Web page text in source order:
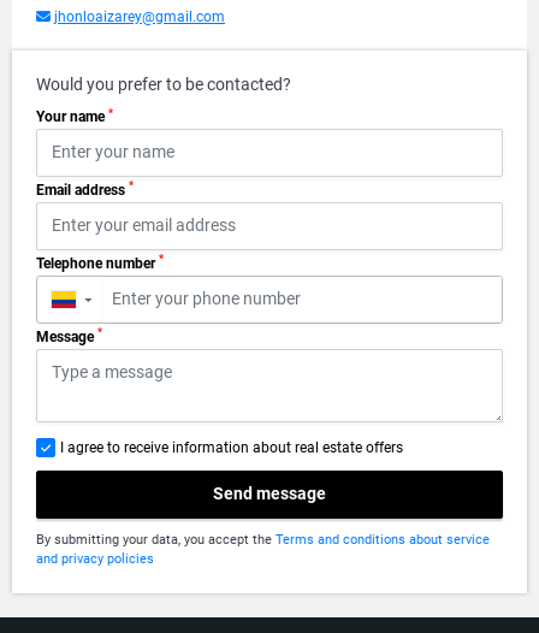
jhonloaizarey@gmail.com
Would you prefer to be contacted?
Your name *
Email address *
Telephone number *
▼
Message *
I agree to receive information about real estate offers
Send message
By submitting your data, you accept the Terms and conditions about service
and privacy policies